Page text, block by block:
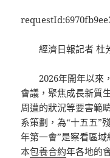
經濟日報記者 杜
2026年開年以來
會議，聚焦成長新質
周遭的狀況等要害範
系策劃，為“十五五”
年第一會”是察看區
本包養合約年各地的